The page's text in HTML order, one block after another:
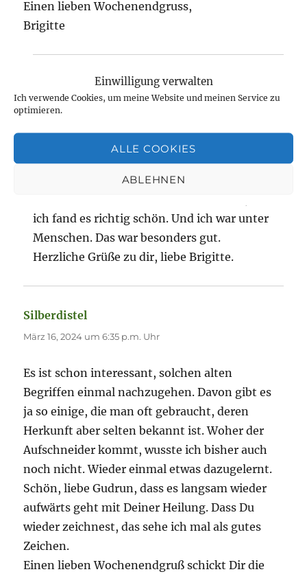
Einwilligung verwalten
Ich verwende Cookies, um meine Website und meinen Service zu
optimieren.
ALLE COOKIES
ABLEHNEN
Einen lieben Wochenendgruss,
Brigitte
sagt:
März 16, 2024 um 7:59 p.m. Uhr
mich sehr. Ich habe ja noch einiges vor.
Heute war ich zum ersten Mal wieder
ich fand es richtig schön. Und ich war unter
Menschen. Das war besonders gut.
Herzliche Grüße zu dir, liebe Brigitte.
Silberdistel
März 16, 2024 um 6:35 p.m. Uhr
Es ist schon interessant, solchen alten
Begriffen einmal nachzugehen. Davon gibt es
ja so einige, die man oft gebraucht, deren
Herkunft aber selten bekannt ist. Woher der
Aufschneider kommt, wusste ich bisher auch
noch nicht. Wieder einmal etwas dazugelernt.
Schön, liebe Gudrun, dass es langsam wieder
aufwärts geht mit Deiner Heilung. Dass Du
wieder zeichnest, das sehe ich mal als gutes
Zeichen.
Einen lieben Wochenendgruß schickt Dir die